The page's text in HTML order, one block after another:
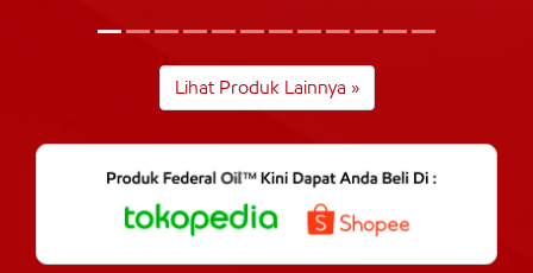
Lihat Produk Lainnya »